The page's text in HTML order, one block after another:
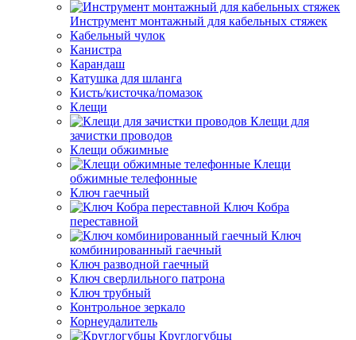
Инструмент монтажный для кабельных стяжек
Кабельный чулок
Канистра
Карандаш
Катушка для шланга
Кисть/кисточка/помазок
Клещи
Клещи для
зачистки проводов
Клещи обжимные
Клещи
обжимные телефонные
Ключ гаечный
Ключ Кобра
переставной
Ключ
комбинированный гаечный
Ключ разводной гаечный
Ключ сверлильного патрона
Ключ трубный
Контрольное зеркало
Корнеудалитель
Круглогубцы